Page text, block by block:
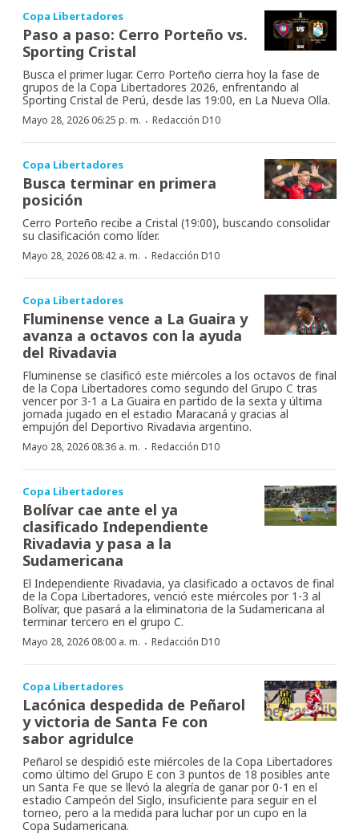
Copa Libertadores
Paso a paso: Cerro Porteño vs.
Sporting Cristal
Busca el primer lugar. Cerro Porteño cierra hoy la fase de
grupos de la Copa Libertadores 2026, enfrentando al
Sporting Cristal de Perú, desde las 19:00, en La Nueva Olla.
Mayo 28, 2026 06:25 p. m. · Redacción D10
Copa Libertadores
Busca terminar en primera
posición
Cerro Porteño recibe a Cristal (19:00), buscando consolidar
su clasificación como líder.
Mayo 28, 2026 08:42 a. m. · Redacción D10
Copa Libertadores
Fluminense vence a La Guaira y
avanza a octavos con la ayuda
del Rivadavia
Fluminense se clasificó este miércoles a los octavos de final
de la Copa Libertadores como segundo del Grupo C tras
vencer por 3-1 a La Guaira en partido de la sexta y última
jornada jugado en el estadio Maracaná y gracias al
empujón del Deportivo Rivadavia argentino.
Mayo 28, 2026 08:36 a. m. · Redacción D10
Copa Libertadores
Bolívar cae ante el ya
clasificado Independiente
Rivadavia y pasa a la
Sudamericana
El Independiente Rivadavia, ya clasificado a octavos de final
de la Copa Libertadores, venció este miércoles por 1-3 al
Bolívar, que pasará a la eliminatoria de la Sudamericana al
terminar tercero en el grupo C.
Mayo 28, 2026 08:00 a. m. · Redacción D10
Copa Libertadores
Lacónica despedida de Peñarol
y victoria de Santa Fe con
sabor agridulce
Peñarol se despidió este miércoles de la Copa Libertadores
como último del Grupo E con 3 puntos de 18 posibles ante
un Santa Fe que se llevó la alegría de ganar por 0-1 en el
estadio Campeón del Siglo, insuficiente para seguir en el
torneo, pero a la medida para luchar por un cupo en la
Copa Sudamericana.